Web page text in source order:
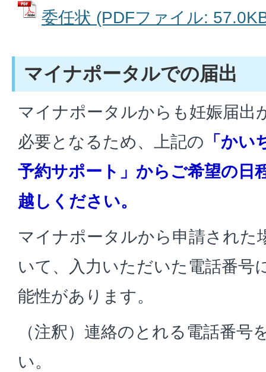
委任状 (PDFファイル:
マイナポータルでの届出
マイナポータルからも妊娠届出
必要となるため、上記の 「か
予約サポート」からご希望の日
越しください。
マイナポータルから申請された
いて、入力いただいた電話番号
能性があります。
（注釈）連絡のとれる電話番号
い。